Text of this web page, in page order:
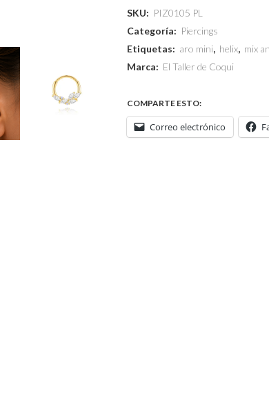
SKU: PIZ0105 PL
Categoría: Piercings
Etiquetas: aro mini, helix, mix
Marca: El Taller de Coqui
COMPARTE ESTO:
Correo electrónico